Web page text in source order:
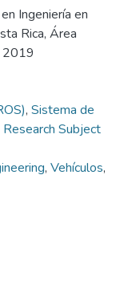
Ingeniería en
Rica, Área
2019
, Sistema de
Research Subject
, Vehículos,